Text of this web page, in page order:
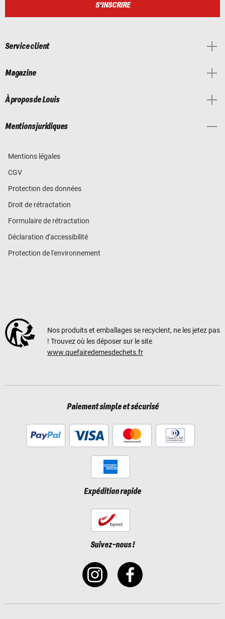
S'INSCRIRE
Service client
Magazine
À propos de Louis
Mentions juridiques
Mentions légales
CGV
Protection des données
Droit de rétractation
Formulaire de rétractation
Déclaration d'accessibilité
Protection de l'environnement
Nos produits et emballages se recyclent, ne les jetez pas
! Trouvez où les déposer sur le site
www.quefairedemesdechets.fr
Paiement simple et sécurisé
Expédition rapide
Suivez-nous !